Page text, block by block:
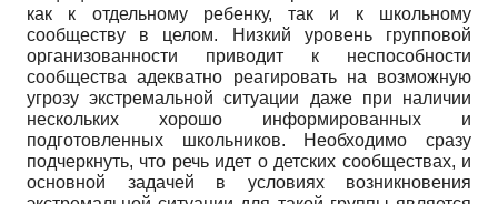
как к отдельному ребенку, так и к школьному
сообществу в целом. Низкий уровень групповой
организованности приводит к неспособности
сообщества адекватно реагировать на возможную
угрозу экстремальной ситуации даже при наличии
нескольких хорошо информированных и
подготовленных школьников. Необходимо сразу
подчеркнуть, что речь идет о детских сообществах, и
основной задачей в условиях возникновения